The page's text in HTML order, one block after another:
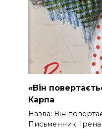
«Він
Карпа
Назва: Він
Письменник: Ірена